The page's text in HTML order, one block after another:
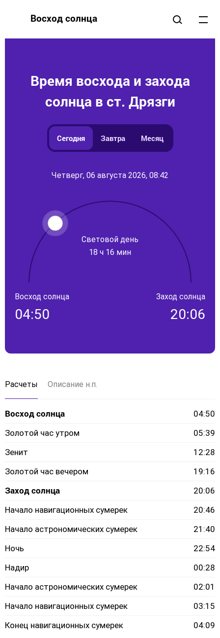
Восход солнца
Время восхода и захода
солнца в ст. Дрязги
Сегодня Завтра Месяц
Четверг, 06 августа 2026, 08:42
Световой день
18 ч 16 мин
Восход солнца
04:50
Заход солнца
20:06
Расчеты Описание н.п.
Восход солнца
04:50
Золотой час утром
05:39
Зенит
12:28
Золотой час вечером
19:16
Заход солнца
20:06
Начало навигационных сумерек
20:46
Начало астрономических сумерек
21:40
Ночь
22:54
Надир
00:28
Начало астрономических сумерек
02:01
Начало навигационных сумерек
03:15
Конец навигационных сумерек
04:09